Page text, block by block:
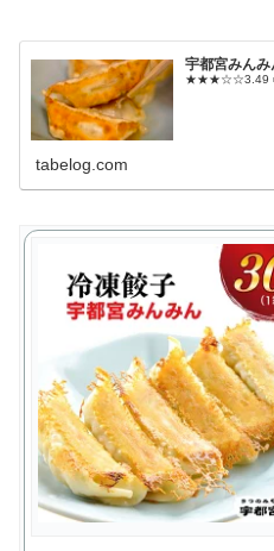
宇都宮みん
★★★☆☆3.49 ■
tabelog.com